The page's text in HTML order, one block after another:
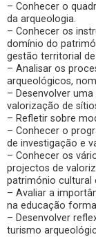
– Conhecer o
da arqueologia.
– Conhecer os
domínio do
gestão territorial
– Analisar os
arqueológicos,
– Desenvolver
valorização de
– Refletir sobre
– Conhecer o
de investigação e
– Conhecer os
projectos de
património cultural
– Avaliar a
na educação
– Desenvolver
turismo